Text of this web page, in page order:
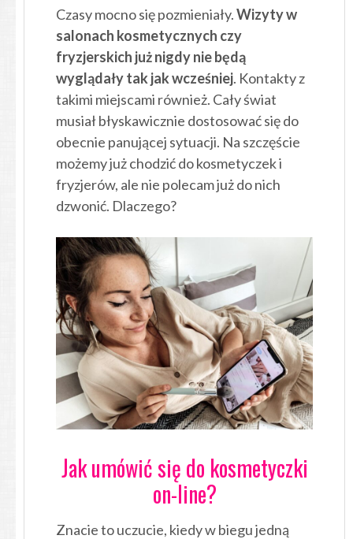
Czasy mocno się pozmieniały.Wizyty w
salonach kosmetycznych czy
fryzjerskich już nigdy nie będą
wyglądały tak jak wcześniej. Kontakty z
takimi miejscami również. Cały świat
musiał błyskawicznie dostosować się do
obecnie panującej sytuacji. Na szczęście
możemy już chodzić do kosmetyczek i
fryzjerów, ale nie polecam już do nich
dzwonić. Dlaczego?
Jak umówić się do kosmetyczki
on-line?
Znacie to uczucie, kiedy w biegu jedną